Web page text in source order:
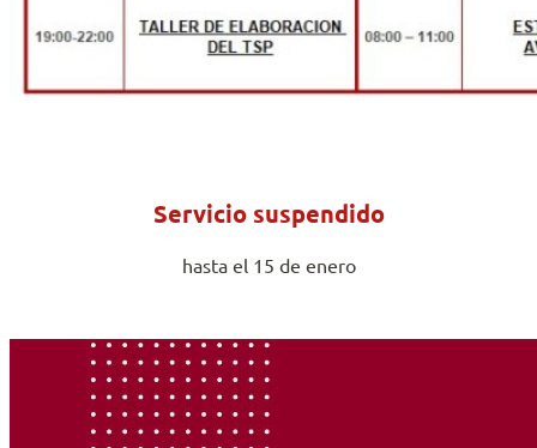
Servicio suspendido
hasta el 15 de enero